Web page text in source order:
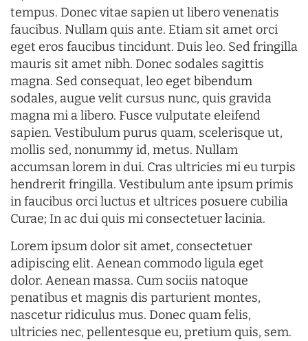
tempus. Donec vitae sapien ut libero venenatis
faucibus. Nullam quis ante. Etiam sit amet orci
eget eros faucibus tincidunt. Duis leo. Sed fringilla
mauris sit amet nibh. Donec sodales sagittis
magna. Sed consequat, leo eget bibendum
sodales, augue velit cursus nunc, quis gravida
magna mi a libero. Fusce vulputate eleifend
sapien. Vestibulum purus quam, scelerisque ut,
mollis sed, nonummy id, metus. Nullam
accumsan lorem in dui. Cras ultricies mi eu turpis
hendrerit fringilla. Vestibulum ante ipsum primis
in faucibus orci luctus et ultrices posuere cubilia
Curae; In ac dui quis mi consectetuer lacinia.
Lorem ipsum dolor sit amet, consectetuer
adipiscing elit. Aenean commodo ligula eget
dolor. Aenean massa. Cum sociis natoque
penatibus et magnis dis parturient montes,
nascetur ridiculus mus. Donec quam felis,
ultricies nec, pellentesque eu, pretium quis, sem.